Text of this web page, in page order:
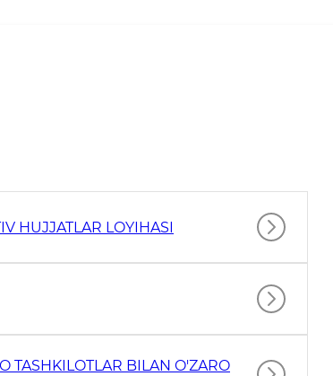
HUJJATLAR LOYIHASI
TASHKILOTLAR BILAN O'ZARO